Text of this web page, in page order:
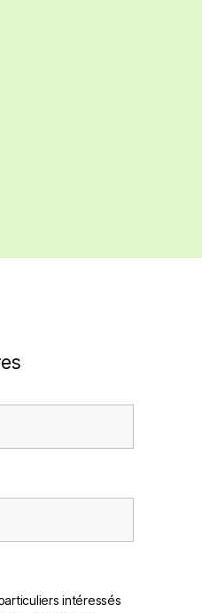
intéressés